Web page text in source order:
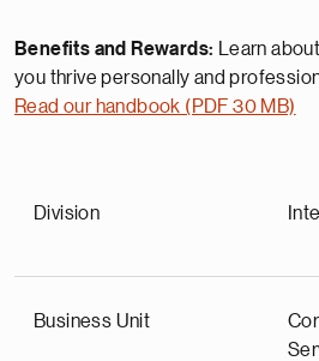
Benefits and Rewards: Learn
you thrive personally and
Read our handbook (PDF 30 MB)
Division
Business Unit